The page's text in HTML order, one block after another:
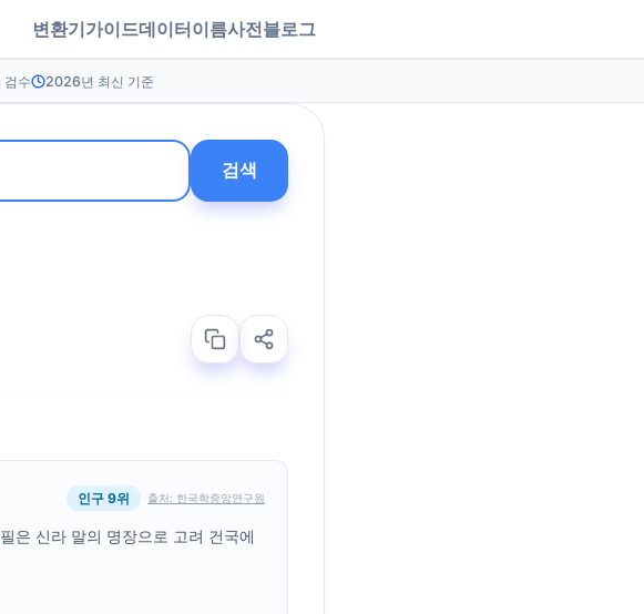
변환기가이드데이터이름사전블로그
검수 2026년 최신 기준
검색
인구 9위 출처: 한국학중앙연구원
은 신라 말의 명장으로 고려 건국에